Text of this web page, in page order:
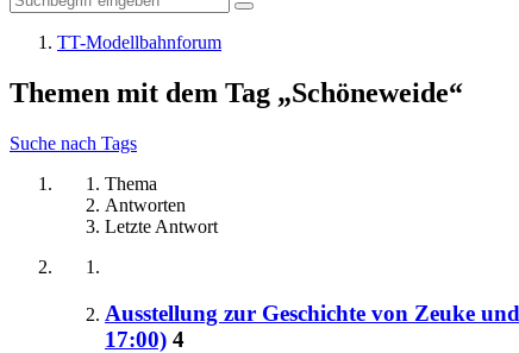
TT-Modellbahnforum
Themen mit dem Tag „Schöneweide“
Suche nach Tags
Thema
Antworten
Letzte Antwort
Ausstellung zur Geschichte von Zeuke
17:00) 4